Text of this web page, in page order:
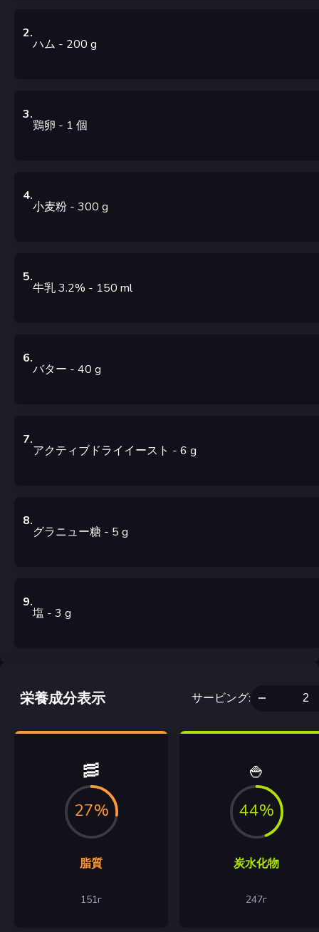
2.
ハム - 200 g
3.
鶏卵 - 1 個
4.
小麦粉 - 300 g
5.
牛乳 3.2% - 150 ml
6.
バター - 40 g
7.
アクティブドライイースト - 6 g
8.
グラニュー糖 - 5 g
9.
塩 - 3 g
栄養成分表示 サービング:
🥓
27%
脂質
151г
🍚
44%
炭水化物
247г